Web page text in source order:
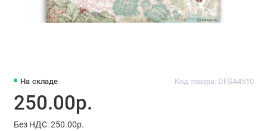
На складе Код товара: DFSA4510
250.00р.
Без НДС: 250.00р.